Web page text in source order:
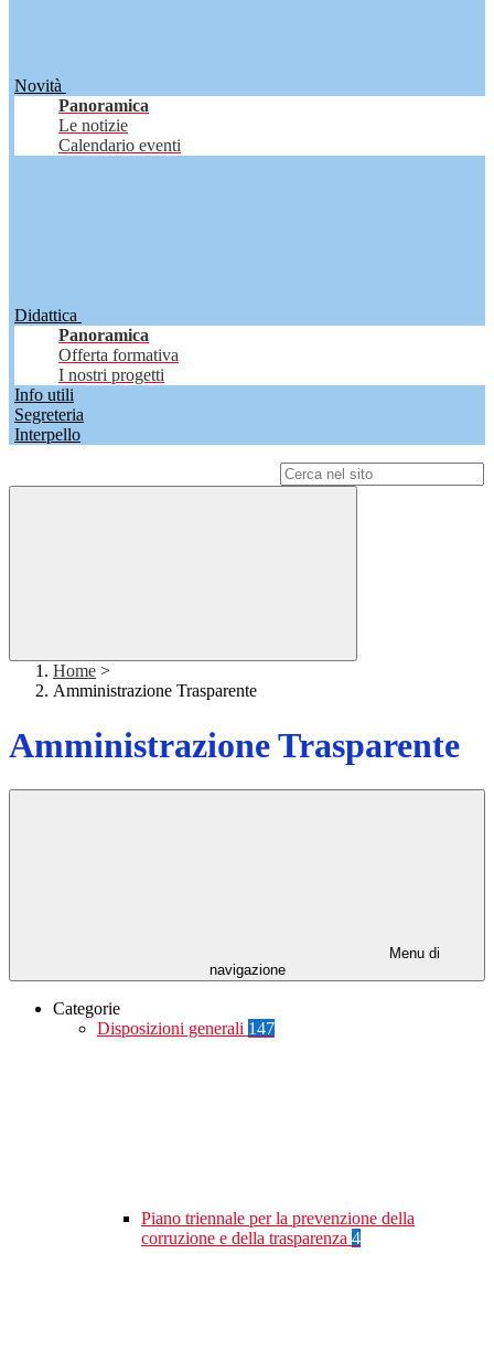
Novità
Panoramica
Le notizie
Calendario eventi
Didattica
Panoramica
Offerta formativa
I nostri progetti
Info utili
Segreteria
Interpello
Home >
Amministrazione Trasparente
Amministrazione Trasparente
Menu di
navigazione
Categorie
Disposizioni generali 147
Piano triennale per la prevenzione della
corruzione e della trasparenza 4